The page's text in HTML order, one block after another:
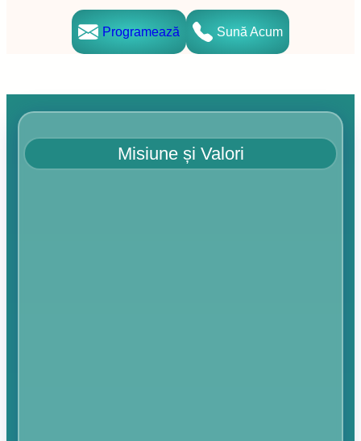
Programează Sună Acum
Misiune și Valori